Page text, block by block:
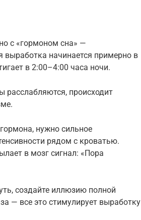
с «гормоном сна» —
выработка начинается примерно в
в 2:00–4:00 часа ночи.
происходит
нужно сильное
рядом с кроватью.
в мозг сигнал: «Пора
создайте иллюзию полной
— все это стимулирует выработку